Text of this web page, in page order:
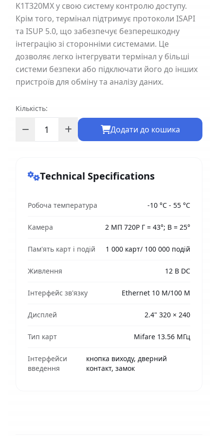
K1T320MX у свою систему контролю доступу.
Крім того, термінал підтримує протоколи ISAPI
та ISUP 5.0, що забезпечує безперешкодну
інтеграцію зі сторонніми системами. Це
дозволяє легко інтегрувати термінал у більші
системи безпеки або підключати його до інших
пристроїв для обміну та аналізу даних.
Кількість:
Додати до кошика
Technical Specifications
Робоча температура -10 °C - 55 °C
Камера 2 МП 720P Г = 43°; В = 25°
Пам'ять карт і подій 1 000 карт/ 100 000 подій
Живлення 12 В DC
Інтерфейс зв'язку Ethernet 10 M/100 M
Дисплей 2.4" 320 × 240
Тип карт Mifare 13.56 МГц
Інтерфейси
введення
кнопка виходу, дверний
контакт, замок